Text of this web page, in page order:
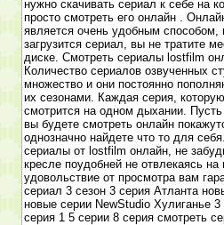
нужно скачивать сериал к себе на
просто смотреть его онлайн .
является очень удобным способом,
загрузится сериал, вы не тратите
диске. Смотреть сериалы lostfilm
Количество сериалов озвученных
множество и они постоянно
их сезонами. Каждая серия,
смотрится на одном дыхании.
вы будете смотреть онлайн
однозначно найдете что то для
сериалы от lostfilm онлайн, не
кресле поудобней не отвлекаясь
удовольствие от просмотра вам
сериал 3 сезон 3 серия Атланта
новые серии NewStudio Хулиганье
серия 1 5 серии 8 серия смотреть